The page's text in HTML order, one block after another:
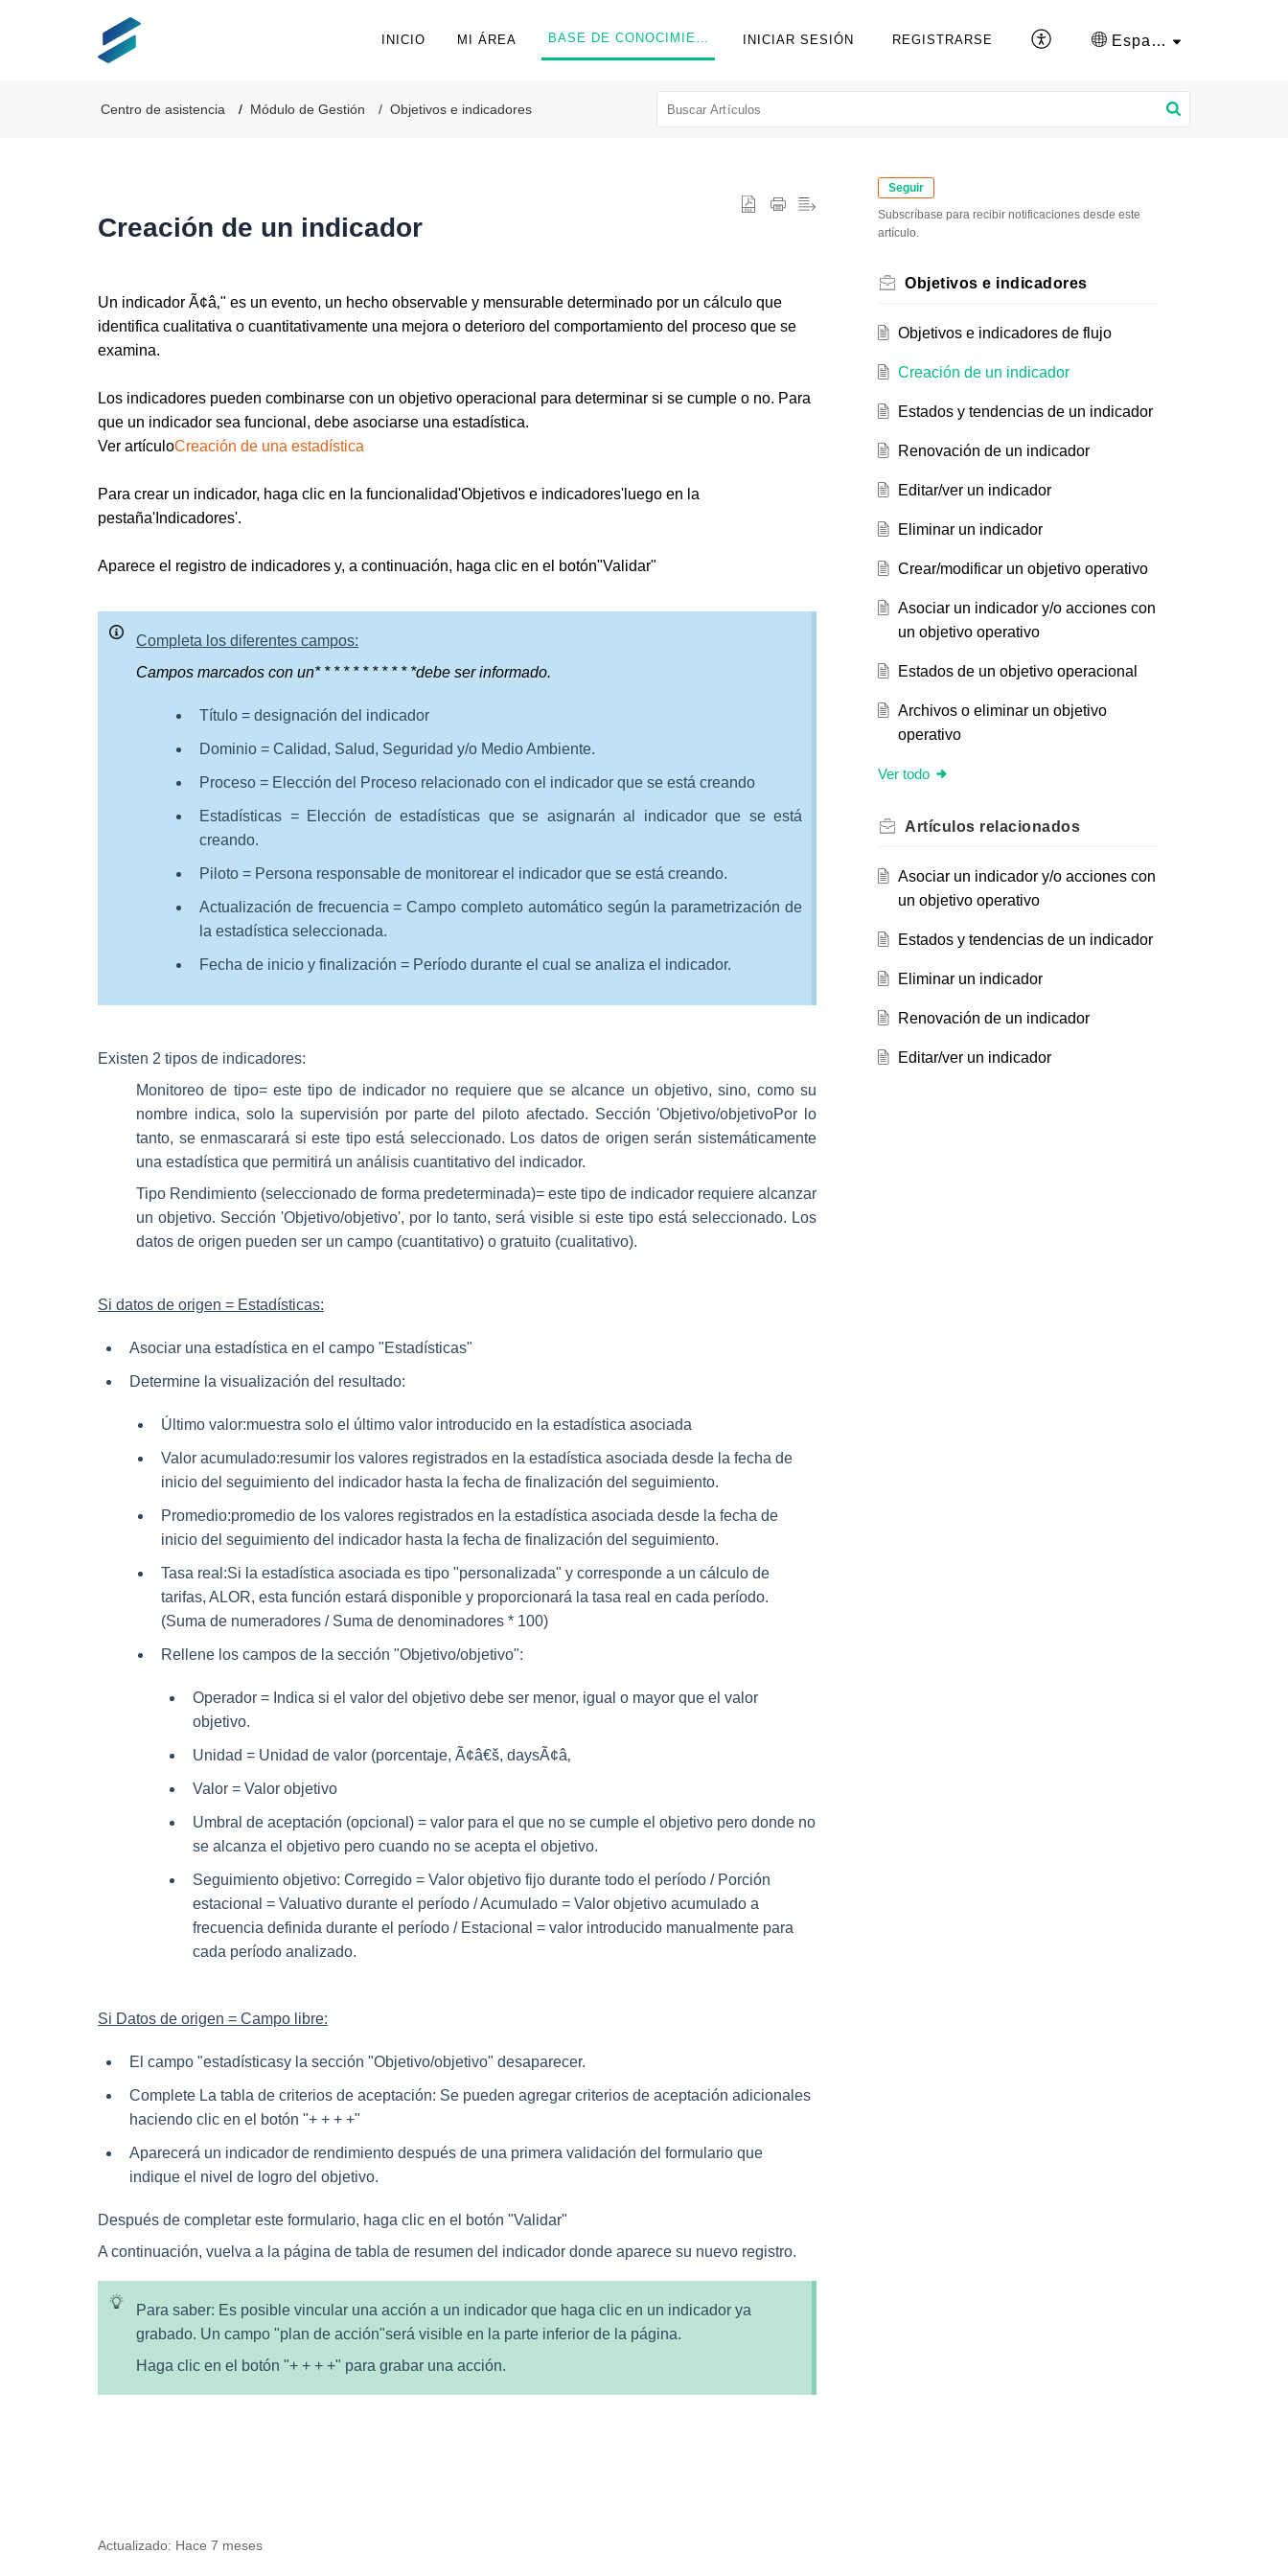
INICIO MI ÁREA BASE DE CONOCIMIENTOS INICIAR SESIÓN REGISTRARSE Español (España)
Centro de asistencia Módulo de Gestión Objetivos e indicadores
Creación de un indicador
Un indicador Ã¢â‚" es un evento, un hecho observable y mensurable determinado por un cálculo que
identifica cualitativa o cuantitativamente una mejora o deterioro del comportamiento del proceso que se
examina.
Los indicadores pueden combinarse con un objetivo operacional para determinar si se cumple o no. Para
que un indicador sea funcional, debe asociarse una estadística.
Ver artículoCreación de una estadística
Para crear un indicador, haga clic en la funcionalidad'Objetivos e indicadores' luego en la
pestaña'Indicadores'.
Aparece el registro de indicadores y, a continuación, haga clic en el botón"Validar"
Completa los diferentes campos:
Campos marcados con un* * * * * * * * * * *debe ser informado.
Título = designación del indicador
Dominio = Calidad, Salud, Seguridad y/o Medio Ambiente.
Proceso = Elección del Proceso relacionado con el indicador que se está creando
Estadísticas = Elección de estadísticas que se asignarán al indicador que se está
creando.
Piloto = Persona responsable de monitorear el indicador que se está creando.
Actualización de frecuencia = Campo completo automático según la parametrización de
la estadística seleccionada.
Fecha de inicio y finalización = Período durante el cual se analiza el indicador.
Existen 2 tipos de indicadores:
Monitoreo de tipo= este tipo de indicador no requiere que se alcance un objetivo, sino, como su
nombre indica, solo la supervisión por parte del piloto afectado. Sección 'Objetivo/objetivoPor lo
tanto, se enmascarará si este tipo está seleccionado. Los datos de origen serán sistemáticamente
una estadística que permitirá un análisis cuantitativo del indicador.
Tipo Rendimiento (seleccionado de forma predeterminada)= este tipo de indicador requiere alcanzar
un objetivo. Sección 'Objetivo/objetivo', por lo tanto, será visible si este tipo está seleccionado. Los
datos de origen pueden ser un campo (cuantitativo) o gratuito (cualitativo).
Si datos de origen = Estadísticas:
Asociar una estadística en el campo "Estadísticas"
Determine la visualización del resultado:
Último valor:muestra solo el último valor introducido en la estadística asociada
Valor acumulado:resumir los valores registrados en la estadística asociada desde la fecha de
inicio del seguimiento del indicador hasta la fecha de finalización del seguimiento.
Promedio:promedio de los valores registrados en la estadística asociada desde la fecha de
inicio del seguimiento del indicador hasta la fecha de finalización del seguimiento.
Tasa real:Si la estadística asociada es tipo "personalizada" y corresponde a un cálculo de
tarifas, ALOR, esta función estará disponible y proporcionará la tasa real en cada período.
(Suma de numeradores / Suma de denominadores * 100)
Rellene los campos de la sección "Objetivo/objetivo":
Operador = Indica si el valor del objetivo debe ser menor, igual o mayor que el valor
objetivo.
Unidad = Unidad de valor (porcentaje, Ã¢â€š, daysÃ¢â‚
Valor = Valor objetivo
Umbral de aceptación (opcional) = valor para el que no se cumple el objetivo pero donde no
se alcanza el objetivo pero cuando no se acepta el objetivo.
Seguimiento objetivo: Corregido = Valor objetivo fijo durante todo el período / Porción
estacional = Valuativo durante el período / Acumulado = Valor objetivo acumulado a
frecuencia definida durante el período / Estacional = valor introducido manualmente para
cada período analizado.
Si Datos de origen = Campo libre:
El campo "estadísticasy la sección "Objetivo/objetivo" desaparecer.
Complete La tabla de criterios de aceptación: Se pueden agregar criterios de aceptación adicionales
haciendo clic en el botón "+ + + +"
Aparecerá un indicador de rendimiento después de una primera validación del formulario que
indique el nivel de logro del objetivo.
Después de completar este formulario, haga clic en el botón "Validar"
A continuación, vuelva a la página de tabla de resumen del indicador donde aparece su nuevo registro.
Para saber: Es posible vincular una acción a un indicador que haga clic en un indicador ya
grabado. Un campo "plan de acción"será visible en la parte inferior de la página.
Haga clic en el botón "+ + + +" para grabar una acción.
Actualizado: Hace 7 meses
Seguir
Subscríbase para recibir notificaciones desde este
artículo.
Objetivos e indicadores
Objetivos e indicadores de flujo
Creación de un indicador
Estados y tendencias de un indicador
Renovación de un indicador
Editar/ver un indicador
Eliminar un indicador
Crear/modificar un objetivo operativo
Asociar un indicador y/o acciones con
un objetivo operativo
Estados de un objetivo operacional
Archivos o eliminar un objetivo
operativo
Ver todo
Artículos relacionados
Asociar un indicador y/o acciones con
un objetivo operativo
Estados y tendencias de un indicador
Eliminar un indicador
Renovación de un indicador
Editar/ver un indicador